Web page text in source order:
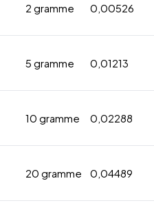
2 gramme 0,00526
5 gramme 0,01213
10 gramme 0,02288
20 gramme 0,04489